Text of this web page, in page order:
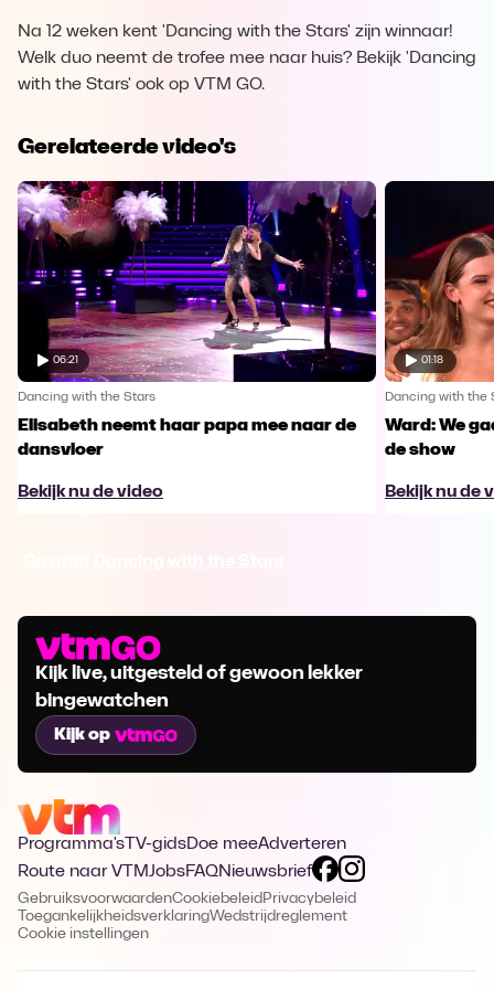
Na 12 weken kent 'Dancing with the Stars' zijn winnaar!
Welk duo neemt de trofee mee naar huis? Bekijk 'Dancing
with the Stars' ook op VTM GO.
Gerelateerde video's
06:21
Dancing with the Stars
Elisabeth neemt haar papa mee naar de
dansvloer
Bekijk nu de video
01:18
Dancing with the
Ward: We
de show
Bekijk nu de
Kijk live, uitgesteld of gewoon lekker
bingewatchen
Kijk op
Programma's TV-gidsDoe meeAdverteren
Route naar VTMJobsFAQNieuwsbrief
GebruiksvoorwaardenCookiebeleid Privacybeleid
ToegankelijkheidsverklaringWedstrijdreglement
Cookie instellingen